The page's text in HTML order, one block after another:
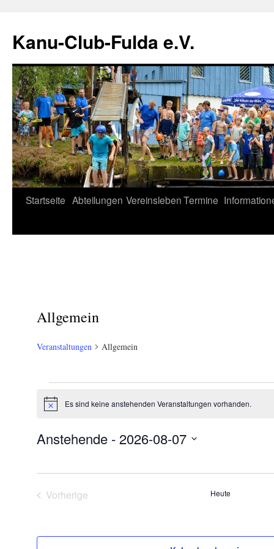
springen
Kanu-Club-Fulda e.V.
Startseite Abteilungen VereinslebenTermine
Allgemein
Veranstaltungen Allgemein
Veranstaltungen
HinweisEs sind keine anstehenden Veranstaltungen vorhanden.
Anstehende - 2026-08-07
Vorherige
Heute